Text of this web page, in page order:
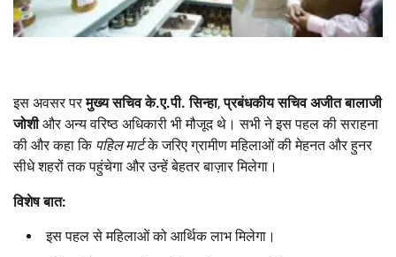
इस अवसर परमुख्य सचिव के.ए.पी. सिन्हा,प्रबंधकीय सचिव अजीत बालाजी
जोशीऔर अन्य वरिष्ठ अधिकारी भी मौजूद थे। सभी ने इस पहल की सराहना
की और कहा कि पहिल मार्टके जरिए ग्रामीण महिलाओं की मेहनत और हुनर
सीधे शहरों तक पहुंचेगा और उन्हें बेहतर बाज़ार मिलेगा।
विशेष बात:
इस पहल से महिलाओं को आर्थिक लाभ मिलेगा।